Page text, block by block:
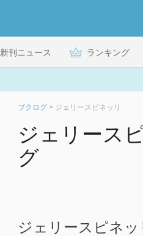
新刊ニュース ランキング
ブクログ > ジェリースピネッリ
ジェリース
グ
ジェリースピネ